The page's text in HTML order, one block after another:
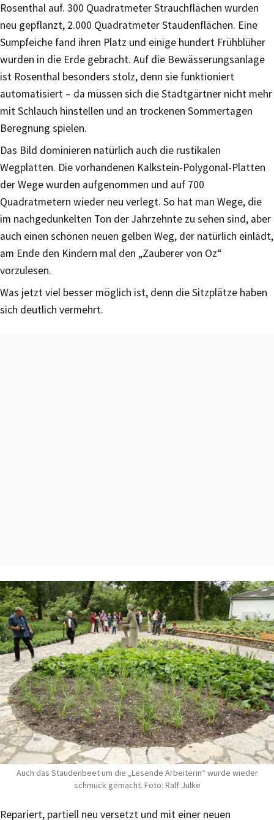
Rosenthal auf. 300 Quadratmeter Strauchflächen wurden
neu gepflanzt, 2.000 Quadratmeter Staudenflächen. Eine
Sumpfeiche fand ihren Platz und einige hundert Frühblüher
wurden in die Erde gebracht. Auf die Bewässerungsanlage
ist Rosenthal besonders stolz, denn sie funktioniert
automatisiert – da müssen sich die Stadtgärtner nicht mehr
mit Schlauch hinstellen und an trockenen Sommertagen
Beregnung spielen.
Das Bild dominieren natürlich auch die rustikalen
Wegplatten. Die vorhandenen Kalkstein-Polygonal-Platten
der Wege wurden aufgenommen und auf 700
Quadratmetern wieder neu verlegt. So hat man Wege, die
im nachgedunkelten Ton der Jahrzehnte zu sehen sind, aber
auch einen schönen neuen gelben Weg, der natürlich einlädt,
am Ende den Kindern mal den „Zauberer von Oz“
vorzulesen.
Was jetzt viel besser möglich ist, denn die Sitzplätze haben
sich deutlich vermehrt.
Auch das Staudenbeet um die „Lesende Arbeiterin“ wurde wieder
schmuck gemacht. Foto: Ralf Julke
Repariert, partiell neu versetzt und mit einer neuen